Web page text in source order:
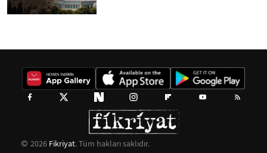
2026 Fikriyat. Tüm hakları saklıdır.